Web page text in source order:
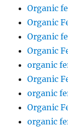
Organic
Organic
Organic
Organic
organic
Organic
organic
Organic
organic